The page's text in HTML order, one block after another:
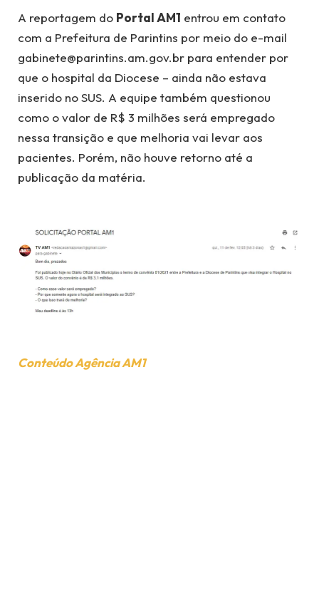
A reportagem do Portal AM1 entrou em contato
com a Prefeitura de Parintins por meio do e-mail
gabinete@parintins.am.gov.br para entender por
que o hospital da Diocese – ainda não estava
inserido no SUS. A equipe também questionou
como o valor de R$ 3 milhões será empregado
nessa transição e que melhoria vai levar aos
pacientes. Porém, não houve retorno até a
publicação da matéria.
Conteúdo Agência AM1